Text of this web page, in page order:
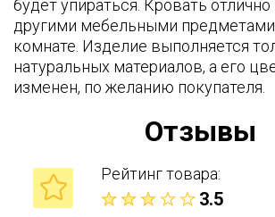
будет упираться. Кровать
другими мебельными
комнате. Изделие выполняется
натуральных материалов, а его
изменен, по желанию покупателя.
Отзывы
Рейтинг товара:
3.5